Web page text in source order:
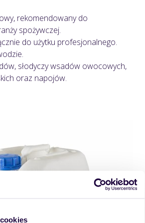
rekomendowany do
spożywczej.
do użytku profesjonalnego.
słodyczy wsadów owocowych,
oraz napojów.